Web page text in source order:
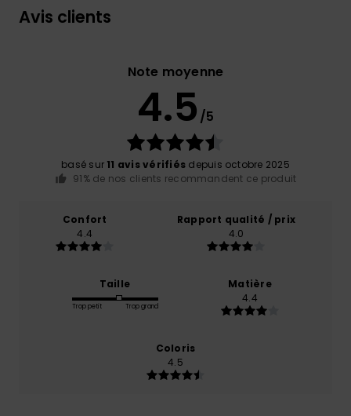
Avis clients
Note moyenne
4.5 /5
basé sur 11 avis vérifiés depuis octobre 2025
91% de nos clients recommandent ce produit
Confort
4.4
Rapport qualité / prix
4.0
Taille
Trop petit Trop grand
Matière
4.4
Coloris
4.5